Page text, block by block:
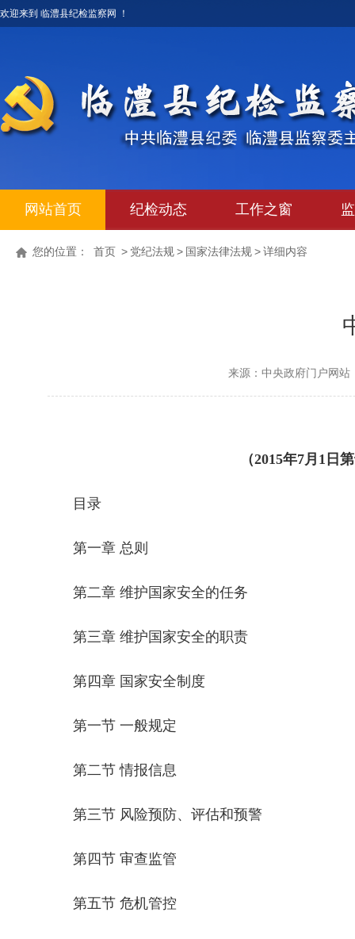
欢迎来到 临澧县纪检监察网 ！
网站首页 纪检动态 工作之窗
您的位置： 首页 > 党纪法规> 国家法律法规>详细内容
来源：中央政府门户网站
（2015年7月1日
目录
第一章 总则
第二章 维护国家安全的任务
第三章 维护国家安全的职责
第四章 国家安全制度
第一节 一般规定
第二节 情报信息
第三节 风险预防、评估和预警
第四节 审查监管
第五节 危机管控